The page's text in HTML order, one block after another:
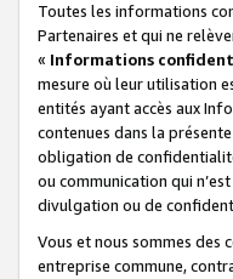
Toutes les informations
Partenaires et qui ne
« Informations
mesure où leur utilisation
entités ayant accès aux
contenues dans la
obligation de
ou communication qui
divulgation ou de
Vous et nous sommes
entreprise commune,